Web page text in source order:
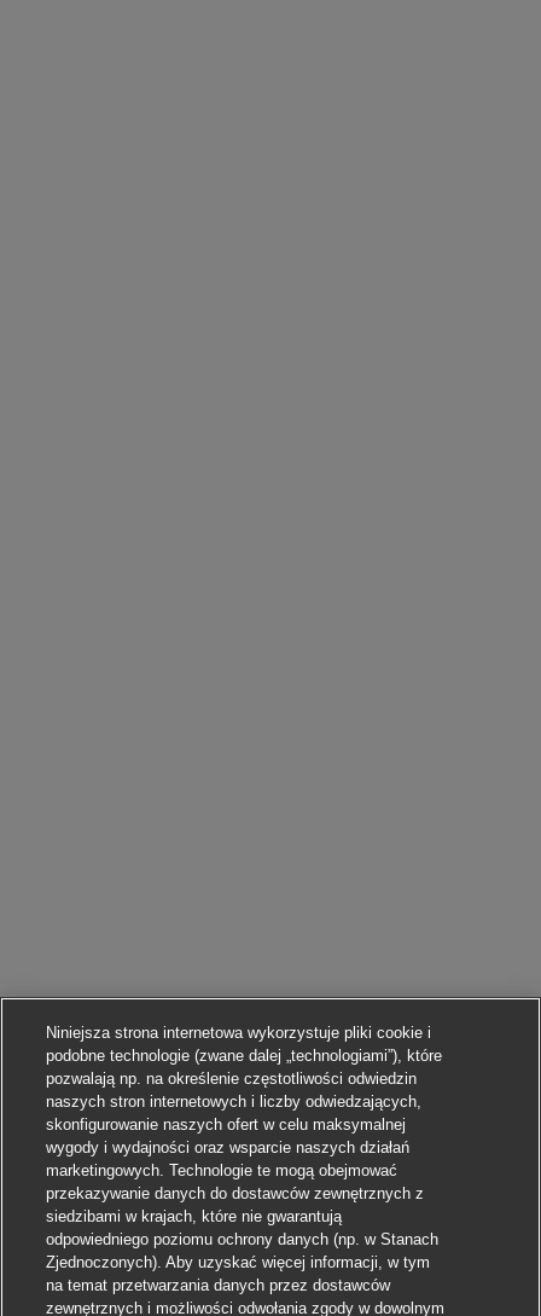
Niniejsza strona internetowa wykorzystuje pliki cookie i
podobne technologie (zwane dalej „technologiami”), które
pozwalają np. na określenie częstotliwości odwiedzin
naszych stron internetowych i liczby odwiedzających,
skonfigurowanie naszych ofert w celu maksymalnej
wygody i wydajności oraz wsparcie naszych działań
marketingowych. Technologie te mogą obejmować
przekazywanie danych do dostawców zewnętrznych z
siedzibami w krajach, które nie gwarantują
odpowiedniego poziomu ochrony danych (np. w Stanach
Zjednoczonych). Aby uzyskać więcej informacji, w tym
na temat przetwarzania danych przez dostawców
zewnętrznych i możliwości odwołania zgody w dowolnym